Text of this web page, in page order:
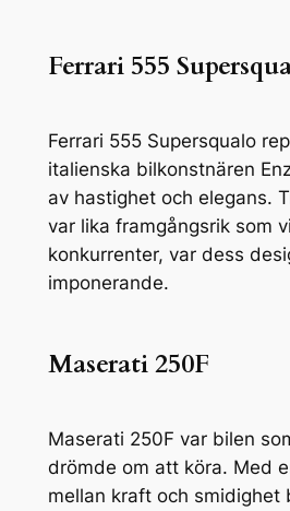
Ferrari 555
Ferrari 555 Supersqualo
italienska bilkonstnären
av hastighet och elegans.
var lika framgångsrik som
konkurrenter, var dess
imponerande.
Maserati 250F
Maserati 250F var bilen
drömde om att köra. Med
mellan kraft och smidighet